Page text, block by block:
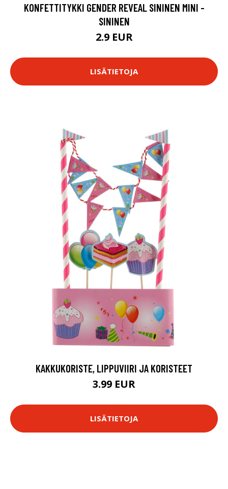
KONFETTITYKKI GENDER REVEAL SININEN MINI -
SININEN
2.9 EUR
LISÄTIETOJA
KAKKUKORISTE, LIPPUVIIRI JA KORISTEET
3.99 EUR
LISÄTIETOJA